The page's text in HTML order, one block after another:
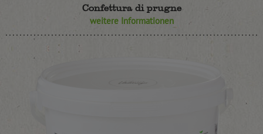
Confettura di prugne
weitere Informationen